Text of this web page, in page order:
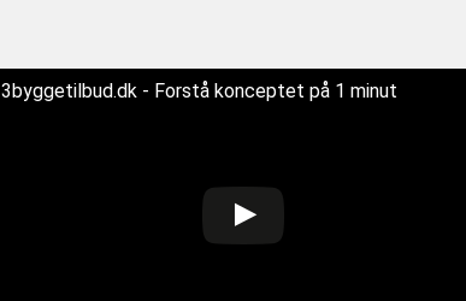
3byggetilbud.dk - Forstå konceptet på 1 minut